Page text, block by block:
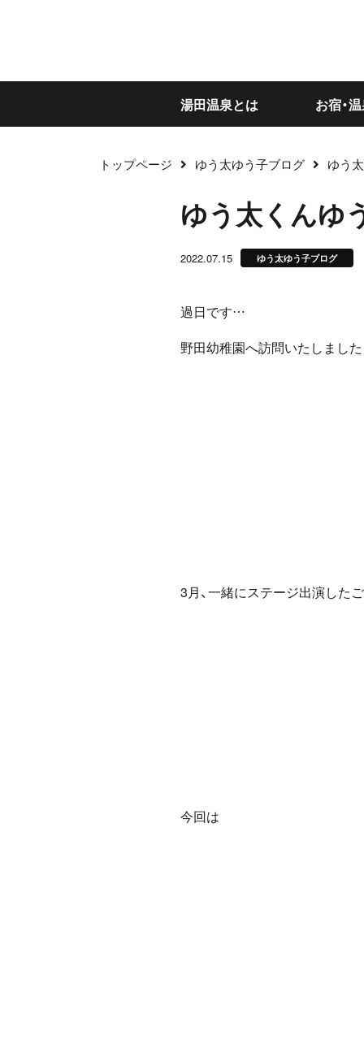
湯田温泉とは お宿・
トップページ ゆう太ゆう子ブログ ゆう
ブログゆう太くん
2022.07.15 ゆう太ゆう子ブログ
過日です…
野田幼稚園へ訪問いたしました
3月、一緒にステージ出演した
今回は